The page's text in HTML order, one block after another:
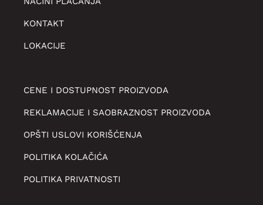
KONTAKT
LOKACIJE
CENE I DOSTUPNOST PROIZVODA
REKLAMACIJE I SAOBRAZNOST PROIZVODA
OPŠTI USLOVI KORIŠĆENJA
POLITIKA KOLAČIĆA
POLITIKA PRIVATNOSTI